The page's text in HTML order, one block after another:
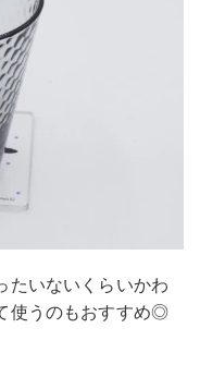
たいないくらいかわ
使うのもおすすめ◎